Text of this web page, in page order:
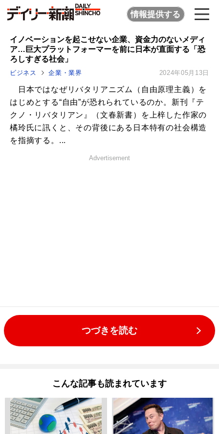
情報提供する
イノベーションを起こせない企業、資金力のないメディ
ア…巨大プラットフォーマーを前に日本が直面する「恐
ろしすぎる社会」
ビジネス 企業・業界 2024年05月13日
日本ではなぜリバタリアニズム（自由原理主義）を
はじめとする“自由”が恐れられているのか。新刊『テ
クノ・リバタリアン』（文春新書）を上梓した作家の
橘玲氏に訊くと、その背後にある日本特有の社会構造
を指摘する。...
Advertisement
つづきを読む
こんな記事も読まれています